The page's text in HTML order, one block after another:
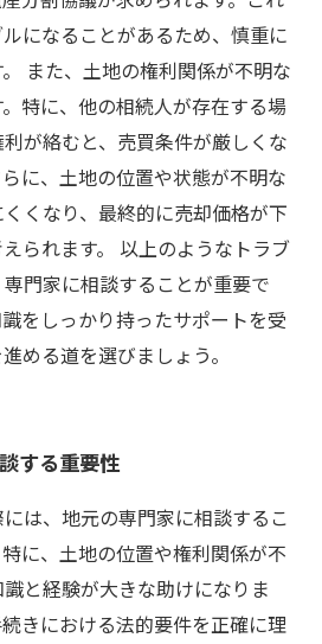
になることがあるため、慎重に
また、土地の権利関係が不明な
特に、他の相続人が存在する場
が絡むと、売買条件が厳しくな
に、土地の位置や状態が不明な
くなり、最終的に売却価格が下
られます。 以上のようなトラブ
門家に相談することが重要で
をしっかり持ったサポートを受
める道を選びましょう。
する重要性
は、地元の専門家に相談するこ
に、土地の位置や権利関係が不
と経験が大きな助けになりま
きにおける法的要件を正確に理